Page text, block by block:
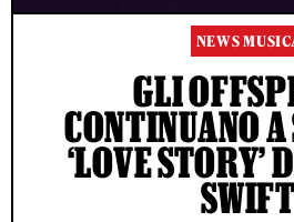
NEWS
GLI
CONTINUANO
‘LOVE STORY’
SWIFT